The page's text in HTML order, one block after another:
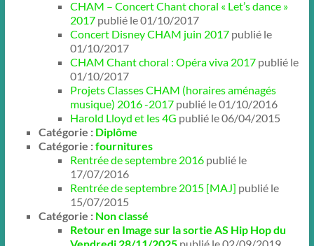
CHAM – Concert Chant choral « Let’s dance »
2017publié le 01/10/2017
Concert Disney CHAM juin 2017publié le
01/10/2017
CHAM Chant choral : Opéra viva 2017publié le
01/10/2017
Projets Classes CHAM (horaires aménagés
musique) 2016 -2017publié le 01/10/2016
Harold Lloyd et les 4G publié le 06/04/2015
Catégorie : Diplôme
Catégorie :fournitures
Rentrée de septembre 2016publié le
17/07/2016
Rentrée de septembre 2015 [MAJ] publié le
15/07/2015
Catégorie : Non classé
Retour en Image sur la sortie AS Hip Hop du